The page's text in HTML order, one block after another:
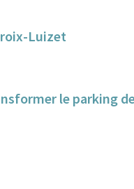
Luizet
le parking